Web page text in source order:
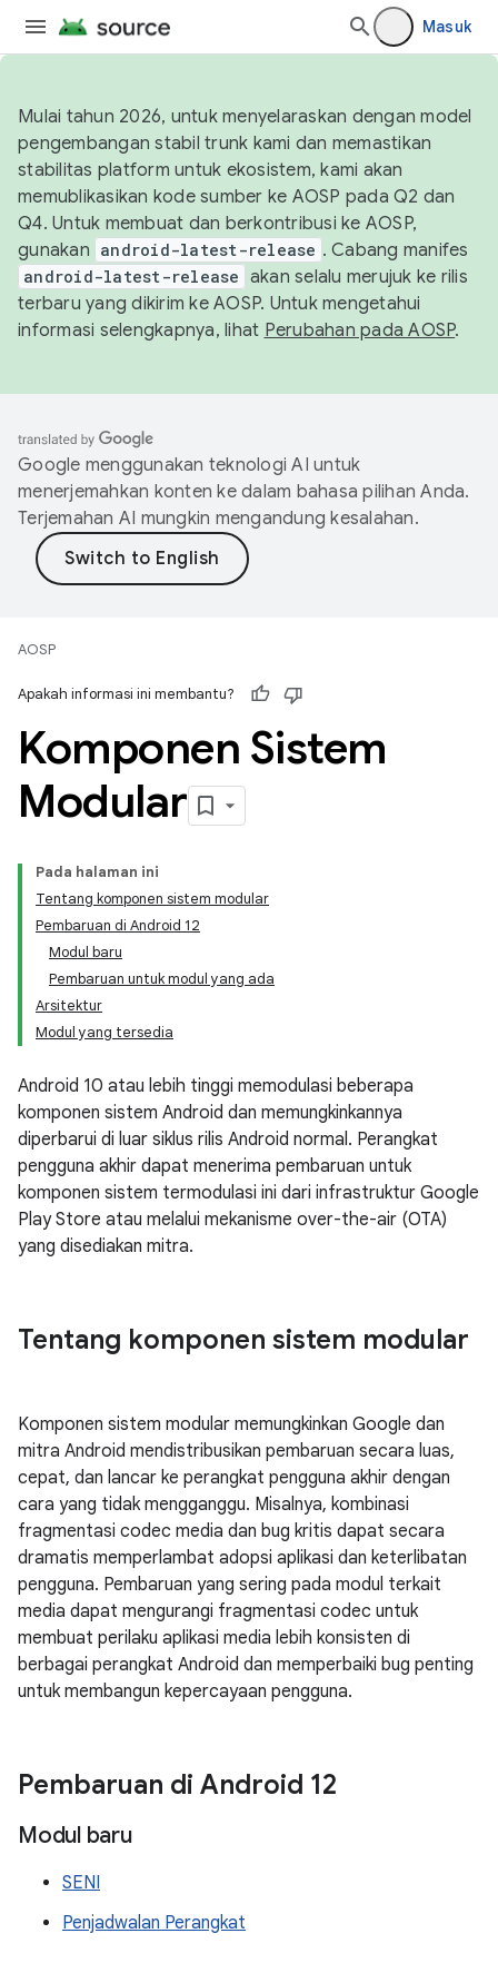
Masuk
Mulai tahun 2026, untuk menyelaraskan dengan model
pengembangan stabil trunk kami dan memastikan
stabilitas platform untuk ekosistem, kami akan
memublikasikan kode sumber ke AOSP pada Q2 dan
Q4. Untuk membuat dan berkontribusi ke AOSP,
gunakan android-latest-release . Cabang manifes
android-latest-release akan selalu merujuk ke rilis
terbaru yang dikirim ke AOSP. Untuk mengetahui
informasi selengkapnya, lihat Perubahan pada AOSP.
Google menggunakan teknologi AI untuk
menerjemahkan konten ke dalam bahasa pilihan Anda.
Terjemahan AI mungkin mengandung kesalahan.
AOSP
Apakah informasi ini membantu?
Komponen Sistem
Modular
Pada halaman ini
Tentang komponen sistem modular
Pembaruan di Android 12
Modul baru
Pembaruan untuk modul yang ada
Arsitektur
Modul yang tersedia
Android 10 atau lebih tinggi memodulasi beberapa
komponen sistem Android dan memungkinkannya
diperbarui di luar siklus rilis Android normal. Perangkat
pengguna akhir dapat menerima pembaruan untuk
komponen sistem termodulasi ini dari infrastruktur Google
Play Store atau melalui mekanisme over-the-air (OTA)
yang disediakan mitra.
Tentang komponen sistem modular
Komponen sistem modular memungkinkan Google dan
mitra Android mendistribusikan pembaruan secara luas,
cepat, dan lancar ke perangkat pengguna akhir dengan
cara yang tidak mengganggu. Misalnya, kombinasi
fragmentasi codec media dan bug kritis dapat secara
dramatis memperlambat adopsi aplikasi dan keterlibatan
pengguna. Pembaruan yang sering pada modul terkait
media dapat mengurangi fragmentasi codec untuk
membuat perilaku aplikasi media lebih konsisten di
berbagai perangkat Android dan memperbaiki bug penting
untuk membangun kepercayaan pengguna.
Pembaruan di Android 12
Modul baru
SENI
Penjadwalan Perangkat